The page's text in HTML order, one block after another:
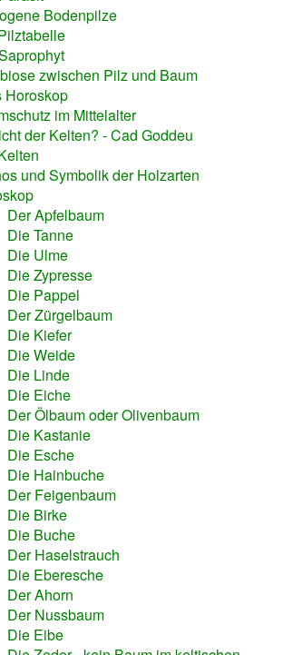
Bodenpilze
zwischen Pilz und Baum
Horoskop
im Mittelalter
der Kelten? - Cad Goddeu
und Symbolik der Holzarten
Der Apfelbaum
Die Tanne
Die Ulme
Die Zypresse
Die Pappel
Der Zürgelbaum
Die Kiefer
Die Weide
Die Linde
Die Eiche
Der Ölbaum oder Olivenbaum
Die Kastanie
Die Esche
Die Hainbuche
Der Feigenbaum
Die Birke
Die Buche
Der Haselstrauch
Die Eberesche
Der Ahorn
Der Nussbaum
Die Eibe